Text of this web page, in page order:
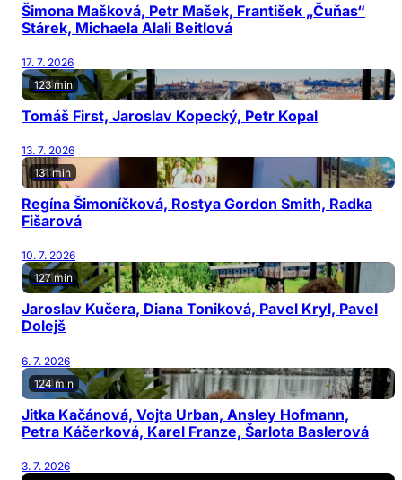
Šimona Mašková, Petr Mašek, František „Čuňas“
Stárek, Michaela Alali Beitlová
17. 7. 2026
123 min
Tomáš First, Jaroslav Kopecký, Petr Kopal
13. 7. 2026
131 min
Regína Šimoníčková, Rostya Gordon Smith, Radka
Fišarová
10. 7. 2026
127 min
Jaroslav Kučera, Diana Toniková, Pavel Kryl, Pavel
Dolejš
6. 7. 2026
124 min
Jitka Kačánová, Vojta Urban, Ansley Hofmann,
Petra Káčerková, Karel Franze, Šarlota Baslerová
3. 7. 2026